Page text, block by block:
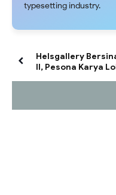
typesetting industry.
Helsgallery
II, Pesona Karya